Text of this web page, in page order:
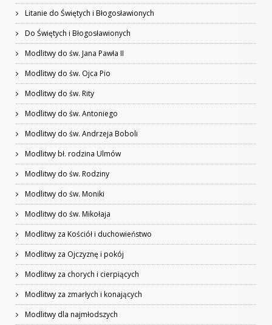
Litanie do Świętych i Błogosławionych
Do Świętych i Błogosławionych
Modlitwy do św. Jana Pawła II
Modlitwy do św. Ojca Pio
Modlitwy do św. Rity
Modlitwy do św. Antoniego
Modlitwy do św. Andrzeja Boboli
Modlitwy bł. rodzina Ulmów
Modlitwy do św. Rodziny
Modlitwy do św. Moniki
Modlitwy do św. Mikołaja
Modlitwy za Kościół i duchowieństwo
Modlitwy za Ojczyznę i pokój
Modlitwy za chorych i cierpiących
Modlitwy za zmarłych i konających
Modlitwy dla najmłodszych